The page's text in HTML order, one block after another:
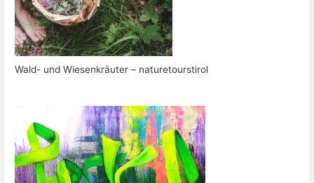
Wald- und Wiesenkräuter – naturetourstirol